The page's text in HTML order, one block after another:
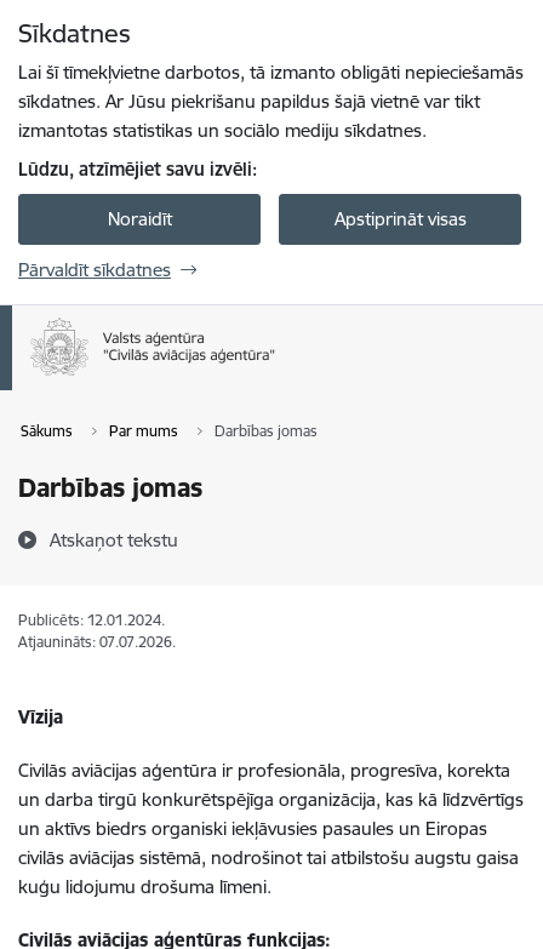
Sīkdatnes
Lai šī tīmekļvietne darbotos, tā izmanto obligāti nepieciešamās
sīkdatnes. Ar Jūsu piekrišanu papildus šajā vietnē var tikt
izmantotas statistikas un sociālo mediju sīkdatnes.
Lūdzu, atzīmējiet savu izvēli:
Noraidīt Apstiprināt visas
Pārvaldīt sīkdatnes
Sākums Par mums Darbības jomas
Darbības jomas
Atskaņot tekstu
Publicēts: 12.01.2024.
Atjaunināts: 07.07.2026.
Vīzija
Civilās aviācijas aģentūra ir profesionāla, progresīva, korekta
un darba tirgū konkurētspējīga organizācija, kas kā līdzvērtīgs
un aktīvs biedrs organiski iekļāvusies pasaules un Eiropas
civilās aviācijas sistēmā, nodrošinot tai atbilstošu augstu gaisa
kuģu lidojumu drošuma līmeni.
Civilās aviācijas aģentūras funkcijas: